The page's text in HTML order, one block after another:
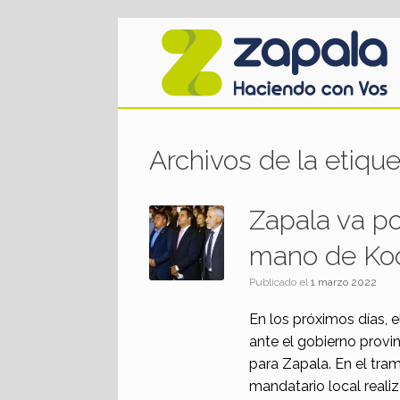
Archivos de la
Zapala va
mano de
Publicado el1 marzo 2022
En los próximos días,
ante el gobierno
para Zapala. En el
mandatario local